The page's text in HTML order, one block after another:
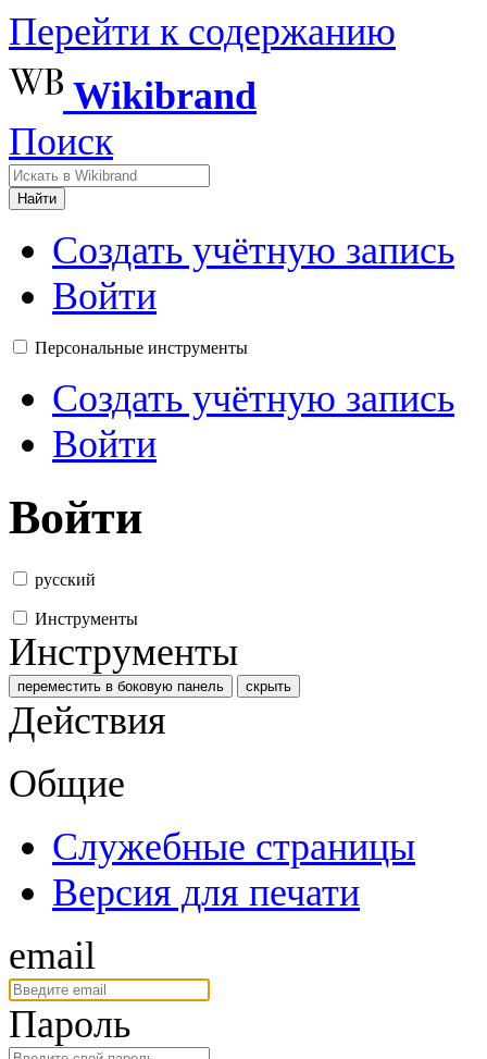
Перейти к содержанию
Wikibrand
Поиск
Найти
Создать учётную запись
Войти
Персональные инструменты
Создать учётную запись
Войти
Войти
русский
Инструменты
Инструменты
переместить в боковую панель скрыть
Действия
Общие
Служебные страницы
Версия для печати
email
Пароль